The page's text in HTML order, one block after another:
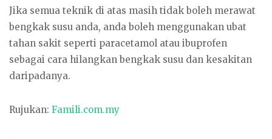
Jika semua teknik di atas masih tidak boleh merawat
bengkak susu anda, anda boleh menggunakan ubat
tahan sakit seperti paracetamol atau ibuprofen
sebagai cara hilangkan bengkak susu dan kesakitan
daripadanya.
Rujukan: Famili.com.my